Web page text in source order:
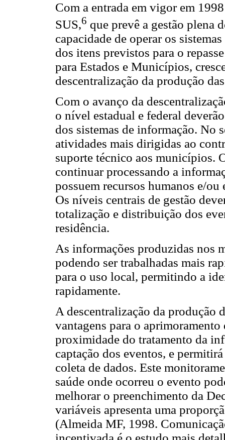
Com a entrada em vigor em
SUS,6 que prevê a gestão plena
capacidade de operar os
dos itens previstos para o
para Estados e Municípios,
descentralização da produção
Com o avanço da
o nível estadual e federal
dos sistemas de informação. No
atividades mais dirigidas ao
suporte técnico aos municípios.
continuar processando a
possuem recursos humanos e/ou
Os níveis centrais de gestão
totalização e distribuição dos
residência.
As informações produzidas nos
podendo ser trabalhadas mais
para o uso local, permitindo a
rapidamente.
A descentralização da produção
vantagens para o
proximidade do tratamento da
captação dos eventos, e
coleta de dados. Este
saúde onde ocorreu o evento
melhorar o preenchimento da
variáveis apresenta uma
(Almeida MF, 1998.